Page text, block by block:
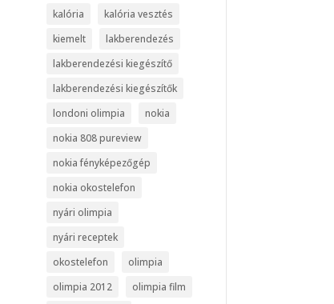
kalória
kalória vesztés
kiemelt
lakberendezés
lakberendezési kiegészítő
lakberendezési kiegészítők
londoni olimpia
nokia
nokia 808 pureview
nokia fényképezőgép
nokia okostelefon
nyári olimpia
nyári receptek
okostelefon
olimpia
olimpia 2012
olimpia film